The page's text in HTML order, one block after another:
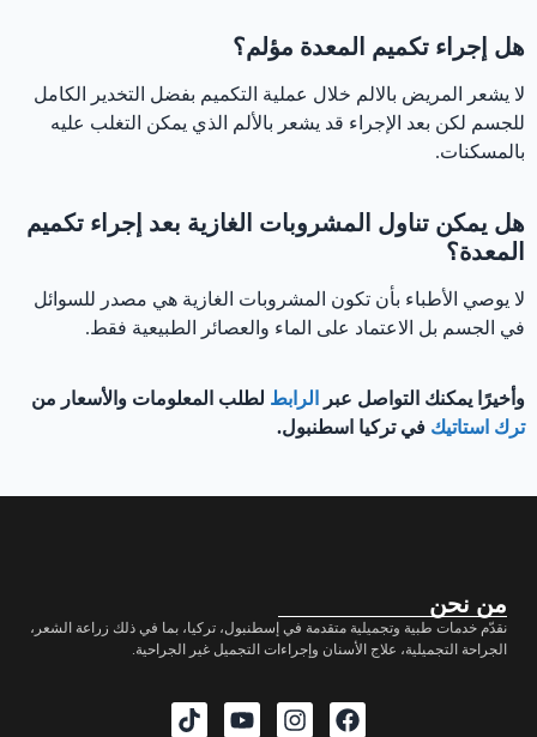
هل إجراء تكميم المعدة مؤلم؟
لا يشعر المريض بالالم خلال عملية التكميم بفضل التخدير الكامل
للجسم لكن بعد الإجراء قد يشعر بالألم الذي يمكن التغلب عليه
بالمسكنات.
هل يمكن تناول المشروبات الغازية بعد إجراء تكميم
المعدة؟
لا يوصي الأطباء بأن تكون المشروبات الغازية هي مصدر للسوائل
في الجسم بل الاعتماد على الماء والعصائر الطبيعية فقط.
وأخيرًا يمكنك التواصل عبر الرابط لطلب المعلومات والأسعار من
ترك استاتيك في تركيا اسطنبول.
من نحن
نقدّم خدمات طبية وتجميلية متقدمة في إسطنبول، تركيا، بما في ذلك زراعة الشعر،
الجراحة التجميلية، علاج الأسنان وإجراءات التجميل غير الجراحية.